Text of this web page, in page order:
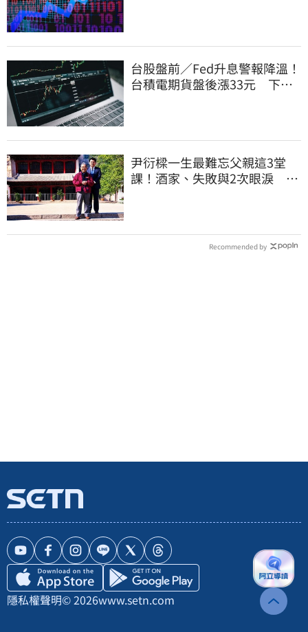
台股盤前／Fed升息警報降溫！
台積電期貨盤後漲33元 下周
尹衍樑一生最難忘父親這3堂
課！酒家、失敗與2次眼淚 逼
Recommended by
隱私權聲明© 2026www.setn.com